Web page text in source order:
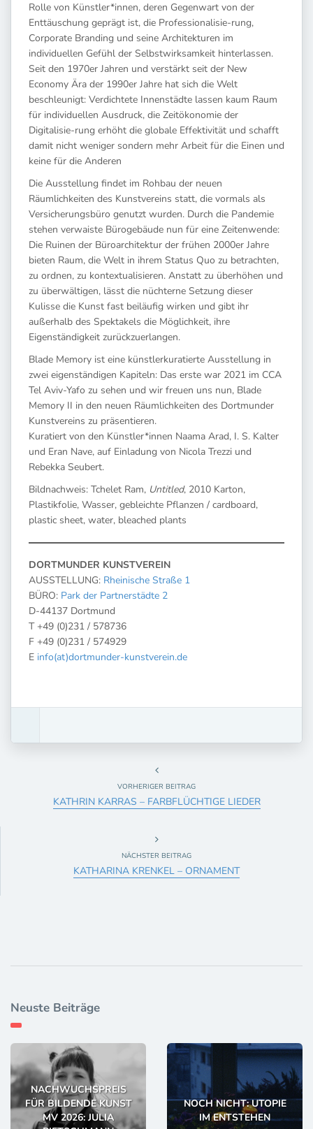
Rolle von Künstler*innen, deren Gegenwart von der
Enttäuschung geprägt ist, die Professionalisie-rung,
Corporate Branding und seine Architekturen im
individuellen Gefühl der Selbstwirksamkeit hinterlassen.
Seit den 1970er Jahren und verstärkt seit der New
Economy Ära der 1990er Jahre hat sich die Welt
beschleunigt: Verdichtete Innenstädte lassen kaum Raum
für individuellen Ausdruck, die Zeitökonomie der
Digitalisie-rung erhöht die globale Effektivität und schafft
damit nicht weniger sondern mehr Arbeit für die Einen und
keine für die Anderen
Die Ausstellung findet im Rohbau der neuen
Räumlichkeiten des Kunstvereins statt, die vormals als
Versicherungsbüro genutzt wurden. Durch die Pandemie
stehen verwaiste Bürogebäude nun für eine Zeitenwende:
Die Ruinen der Büroarchitektur der frühen 2000er Jahre
bieten Raum, die Welt in ihrem Status Quo zu betrachten,
zu ordnen, zu kontextualisieren. Anstatt zu überhöhen und
zu überwältigen, lässt die nüchterne Setzung dieser
Kulisse die Kunst fast beiläufig wirken und gibt ihr
außerhalb des Spektakels die Möglichkeit, ihre
Eigenständigkeit zurückzuerlangen.
Blade Memory ist eine künstlerkuratierte Ausstellung in
zwei eigenständigen Kapiteln: Das erste war 2021 im CCA
Tel Aviv-Yafo zu sehen und wir freuen uns nun, Blade
Memory II in den neuen Räumlichkeiten des Dortmunder
Kunstvereins zu präsentieren.
Kuratiert von den Künstler*innen Naama Arad, I. S. Kalter
und Eran Nave, auf Einladung von Nicola Trezzi und
Rebekka Seubert.
Bildnachweis: Tchelet Ram, Untitled, 2010 Karton,
Plastikfolie, Wasser, gebleichte Pflanzen / cardboard,
plastic sheet, water, bleached plants
DORTMUNDER KUNSTVEREIN
AUSSTELLUNG: Rheinische Straße 1
BÜRO: Park der Partnerstädte 2
D-44137 Dortmund
T +49 (0)231 / 578736
F +49 (0)231 / 574929
E info(at)dortmunder-kunstverein.de
VORHERIGER BEITRAG
KATHRIN KARRAS – FARBFLÜCHTIGE LIEDER
NÄCHSTER BEITRAG
KATHARINA KRENKEL – ORNAMENT
Neuste Beiträge
NACHWUCHSPREIS
FÜR BILDENDE KUNST
MV 2026: JULIA
NOCH NICHT: UTOPIE
IM ENTSTEHEN